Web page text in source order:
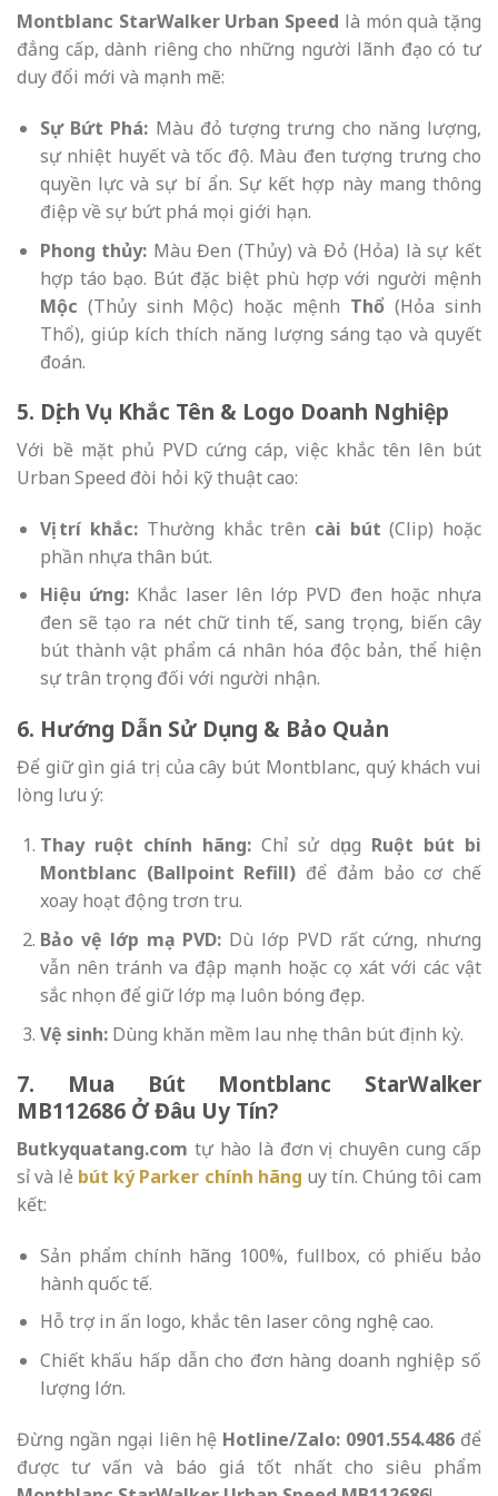
Montblanc StarWalker Urban Speed là món quà tặng
đẳng cấp, dành riêng cho những người lãnh đạo có tư
duy đổi mới và mạnh mẽ:
Sự Bứt Phá: Màu đỏ tượng trưng cho năng lượng,
sự nhiệt huyết và tốc độ. Màu đen tượng trưng cho
quyền lực và sự bí ẩn. Sự kết hợp này mang thông
điệp về sự bứt phá mọi giới hạn.
Phong thủy: Màu Đen (Thủy) và Đỏ (Hỏa) là sự kết
hợp táo bạo. Bút đặc biệt phù hợp với người mệnh
Mộc (Thủy sinh Mộc) hoặc mệnh Thổ (Hỏa sinh
Thổ), giúp kích thích năng lượng sáng tạo và quyết
đoán.
5. Dịch Vụ Khắc Tên & Logo Doanh Nghiệp
Với bề mặt phủ PVD cứng cáp, việc khắc tên lên bút
Urban Speed đòi hỏi kỹ thuật cao:
Vị trí khắc: Thường khắc trên cài bút (Clip) hoặc
phần nhựa thân bút.
Hiệu ứng: Khắc laser lên lớp PVD đen hoặc nhựa
đen sẽ tạo ra nét chữ tinh tế, sang trọng, biến cây
bút thành vật phẩm cá nhân hóa độc bản, thể hiện
sự trân trọng đối với người nhận.
6. Hướng Dẫn Sử Dụng & Bảo Quản
Để giữ gìn giá trị của cây bút Montblanc, quý khách vui
lòng lưu ý:
Thay ruột chính hãng: Chỉ sử dụng Ruột bút bi
Montblanc (Ballpoint Refill) để đảm bảo cơ chế
xoay hoạt động trơn tru.
Bảo vệ lớp mạ PVD: Dù lớp PVD rất cứng, nhưng
vẫn nên tránh va đập mạnh hoặc cọ xát với các vật
sắc nhọn để giữ lớp mạ luôn bóng đẹp.
Vệ sinh:Dùng khăn mềm lau nhẹ thân bút định kỳ.
7. Mua Bút Montblanc StarWalker
MB112686 Ở Đâu Uy Tín?
Butkyquatang.com tự hào là đơn vị chuyên cung cấp
sỉ và lẻ bút ký Parker chính hãng uy tín. Chúng tôi cam
kết:
Sản phẩm chính hãng 100%, fullbox, có phiếu bảo
hành quốc tế.
Hỗ trợ in ấn logo, khắc tên laser công nghệ cao.
Chiết khấu hấp dẫn cho đơn hàng doanh nghiệp số
lượng lớn.
Đừng ngần ngại liên hệ Hotline/Zalo: 0901.554.486 để
được tư vấn và báo giá tốt nhất cho siêu phẩm